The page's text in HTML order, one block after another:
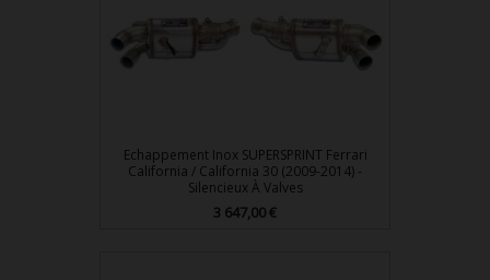
Echappement Inox SUPERSPRINT Ferrari
California / California 30 (2009-2014) -
Silencieux À Valves
Prix
3 647,00 €